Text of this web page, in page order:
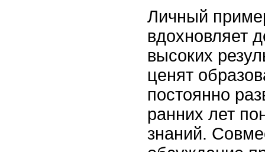
Личный
вдохновляет
высоких
ценят
постоянно
ранних лет
знаний.